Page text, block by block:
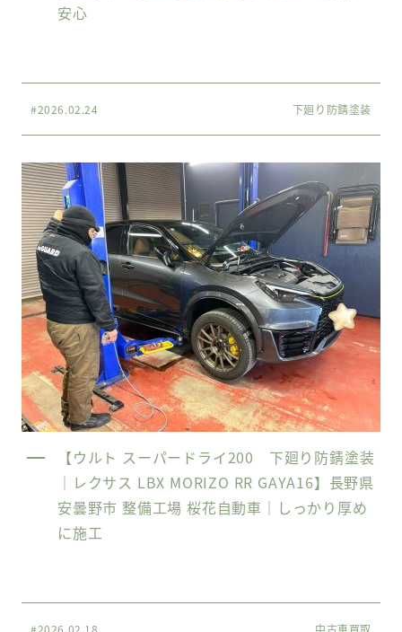
安心
#2026.02.24 下廻り防錆塗装
【ウルト スーパードライ200 下廻り防錆塗装
｜レクサス LBX MORIZO RR GAYA16】長野県
安曇野市 整備工場 桜花自動車｜しっかり厚め
に施工
#2026.02.18 中古車買取